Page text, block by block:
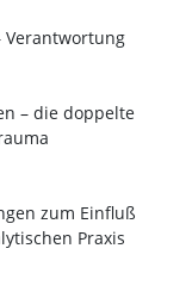
Verantwortung
– die doppelte
zum Einfluß
Praxis